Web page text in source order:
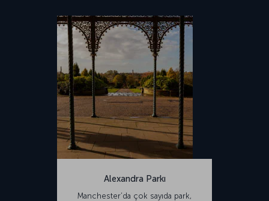
Alexandra Parkı
Manchester’da çok sayıda park,